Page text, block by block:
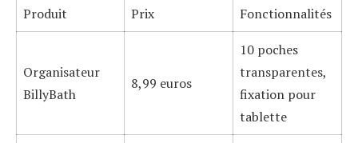
Produit Prix Fonctionnalités
Organisateur
BillyBath
8,99 euros
10 poches
transparentes,
fixation pour
tablette